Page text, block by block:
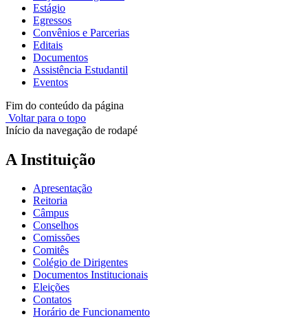
Estágio
Egressos
Convênios e Parcerias
Editais
Documentos
Assistência Estudantil
Eventos
Fim do conteúdo da página
Voltar para o topo
Início da navegação de rodapé
A Instituição
Apresentação
Reitoria
Câmpus
Conselhos
Comissões
Comitês
Colégio de Dirigentes
Documentos Institucionais
Eleições
Contatos
Horário de Funcionamento